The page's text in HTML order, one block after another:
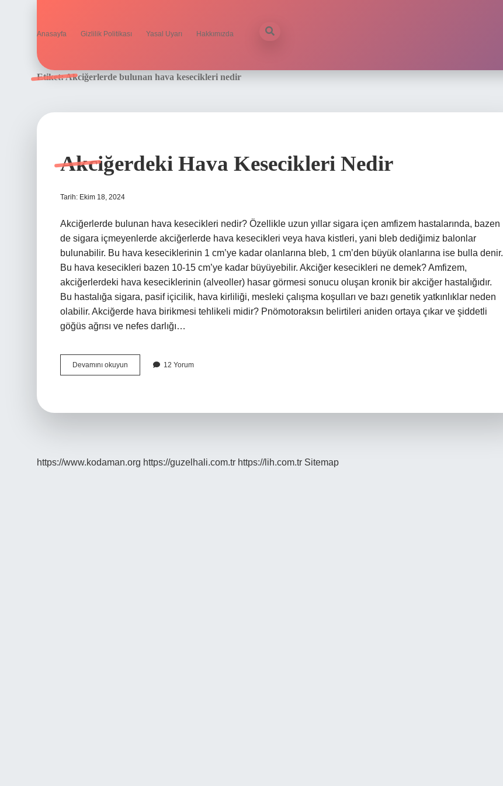
Anasayfa Gizlilik Politikası Yasal Uyarı Hakkımızda
Etiket:Akciğerlerde bulunan hava kesecikleri nedir
Akciğerdeki Hava Kesecikleri Nedir
Tarih: Ekim 18, 2024
Akciğerlerde bulunan hava kesecikleri nedir? Özellikle uzun yıllar sigara içen amfizem hastalarında, bazen
de sigara içmeyenlerde akciğerlerde hava kesecikleri veya hava kistleri, yani bleb dediğimiz balonlar
bulunabilir. Bu hava keseciklerinin 1 cm’ye kadar olanlarına bleb, 1 cm’den büyük olanlarına ise bulla denir.
Bu hava kesecikleri bazen 10-15 cm’ye kadar büyüyebilir. Akciğer kesecikleri ne demek? Amfizem,
akciğerlerdeki hava keseciklerinin (alveoller) hasar görmesi sonucu oluşan kronik bir akciğer hastalığıdır.
Bu hastalığa sigara, pasif içicilik, hava kirliliği, mesleki çalışma koşulları ve bazı genetik yatkınlıklar neden
olabilir. Akciğerde hava birikmesi tehlikeli midir? Pnömotoraksın belirtileri aniden ortaya çıkar ve şiddetli
göğüs ağrısı ve nefes darlığı…
Devamını okuyun Akciğerdeki
Hava
12 Yorum
https://www.kodaman.org https://guzelhali.com.tr https://lih.com.tr Sitemap